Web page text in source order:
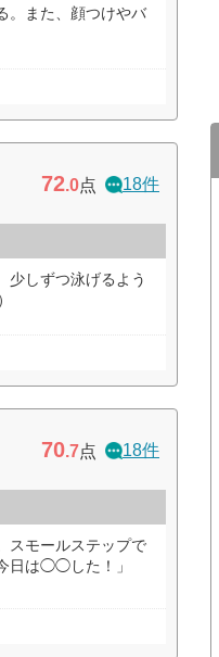
。また、顔つけやバ
72.0点 18件
少しずつ泳げるよう
70.7点 18件
スモールステップで
日は◯◯した！」